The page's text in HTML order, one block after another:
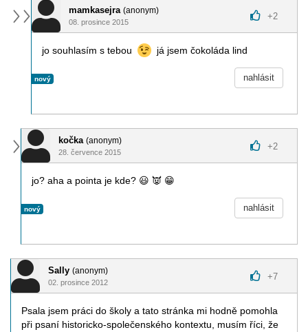
mamkasejra (anonym)
08. prosince 2015
+2
jo souhlasím s tebou já jsem čokoláda lind
nový nahlásit
kočka (anonym)
28. července 2015
+2
jo? aha a pointa je kde? 😃 👿 😁
nový nahlásit
Sally (anonym)
02. prosince 2012
+7
Psala jsem práci do školy a tato stránka mi hodně pomohla
při psaní historicko-společenského kontextu, musím říci, že